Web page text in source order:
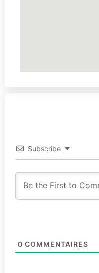
Subscribe
0 COMMENTAIRES